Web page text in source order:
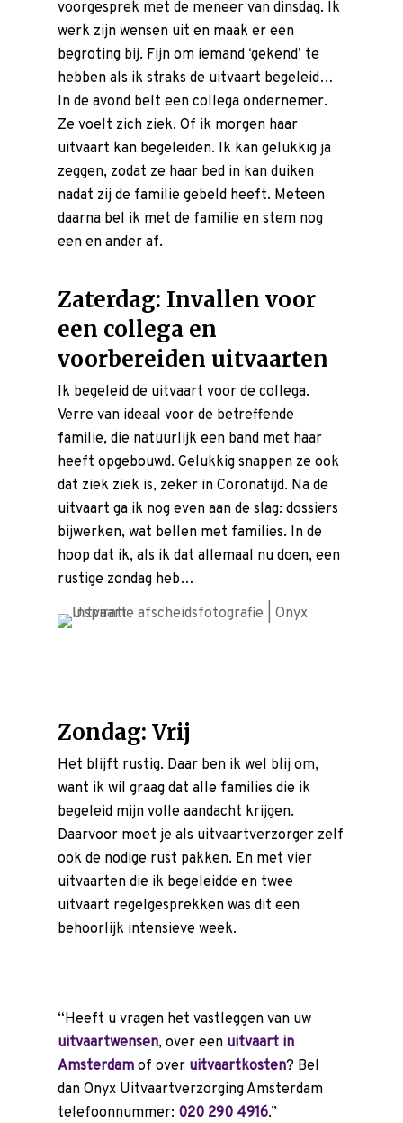
voorgesprek met de meneer van dinsdag. Ik
werk zijn wensen uit en maak er een
begroting bij. Fijn om iemand ‘gekend’ te
hebben als ik straks de uitvaart begeleid…
In de avond belt een collega ondernemer.
Ze voelt zich ziek. Of ik morgen haar
uitvaart kan begeleiden. Ik kan gelukkig ja
zeggen, zodat ze haar bed in kan duiken
nadat zij de familie gebeld heeft. Meteen
daarna bel ik met de familie en stem nog
een en ander af.
Zaterdag: Invallen voor
een collega en
voorbereiden uitvaarten
Ik begeleid de uitvaart voor de collega.
Verre van ideaal voor de betreffende
familie, die natuurlijk een band met haar
heeft opgebouwd. Gelukkig snappen ze ook
dat ziek ziek is, zeker in Coronatijd. Na de
uitvaart ga ik nog even aan de slag: dossiers
bijwerken, wat bellen met families. In de
hoop dat ik, als ik dat allemaal nu doen, een
rustige zondag heb…
Zondag: Vrij
Het blijft rustig. Daar ben ik wel blij om,
want ik wil graag dat alle families die ik
begeleid mijn volle aandacht krijgen.
Daarvoor moet je als uitvaartverzorger zelf
ook de nodige rust pakken. En met vier
uitvaarten die ik begeleidde en twee
uitvaart regelgesprekken was dit een
behoorlijk intensieve week.
“Heeft u vragen het vastleggen van uw
uitvaartwensen, over een uitvaart in
Amsterdam of over uitvaartkosten? Bel
dan Onyx Uitvaartverzorging Amsterdam
telefoonnummer: 020 290 4916.”